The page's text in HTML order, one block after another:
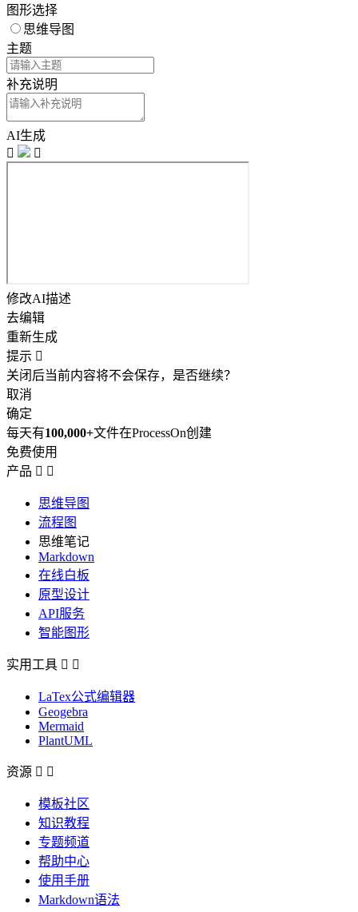
图形选择
思维导图
主题
补充说明
AI生成


修改AI描述
去编辑
重新生成
提示 
关闭后当前内容将不会保存，是否继续？
取消
确定
每天有100,000+文件在ProcessOn创建
免费使用
产品  
思维导图
流程图
思维笔记
Markdown
在线白板
原型设计
API服务
智能图形
实用工具  
LaTex公式编辑器
Geogebra
Mermaid
PlantUML
资源  
模板社区
知识教程
专题频道
帮助中心
使用手册
Markdown语法